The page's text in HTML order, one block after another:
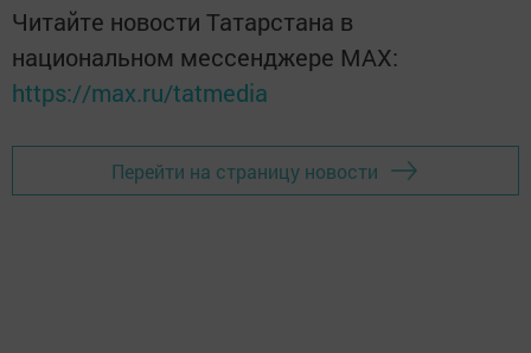
Читайте новости Татарстана в
национальном мессенджере MАХ:
https://max.ru/tatmedia
Перейти на страницу новости